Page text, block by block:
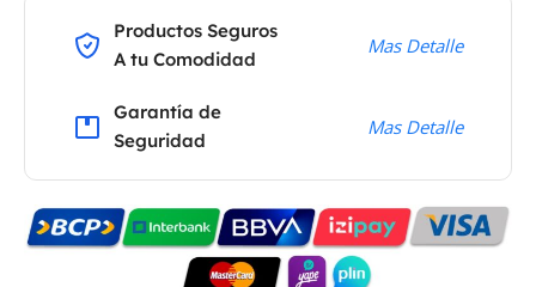
Productos Seguros
A tu Comodidad
Mas Detalle
Garantía de
Seguridad
Mas Detalle